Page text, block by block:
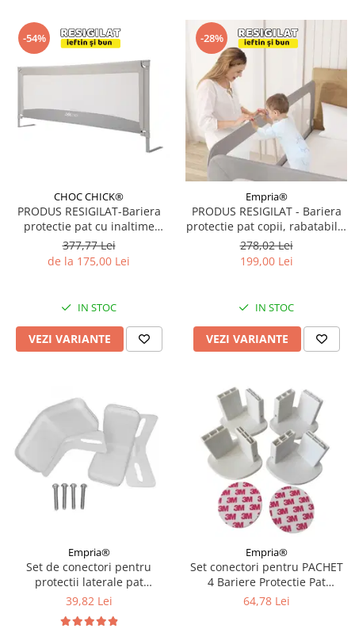
-54%
CHOC CHICK®
PRODUS RESIGILAT-Bariera
protectie pat cu inaltime
ajustabila, 75-98 cm, 90 cm
377,77 Lei
de la 175,00 Lei
IN STOC
VEZI VARIANTE
-28%
Empria®
PRODUS RESIGILAT - Bariera
protectie pat copii, rabatabila,
H 70 - 83 cm, 180 cm, Gri
278,02 Lei
199,00 Lei
IN STOC
VEZI VARIANTE
Empria®
Set de conectori pentru
protectii laterale pat
PREMIUM XXL, 81-96 cm
39,82 Lei
Empria®
Set conectori pentru PACHET
4 Bariere Protectie Pat
Transformabile in Tarc de
64,78 Lei